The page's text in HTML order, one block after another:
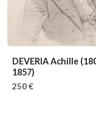
DEVERIA Achille
1857)
250 €